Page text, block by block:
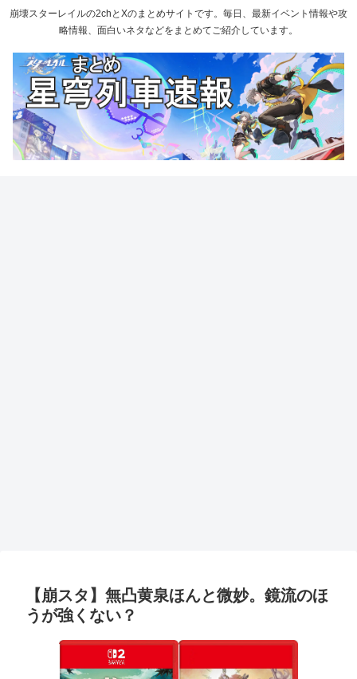
崩壊スターレイルの2chとXのまとめサイトです。毎日、最新イベント情報や攻
略情報、面白いネタなどをまとめてご紹介しています。
【崩スタ】無凸黄泉ほんと微妙。鏡流のほ
うが強くない？